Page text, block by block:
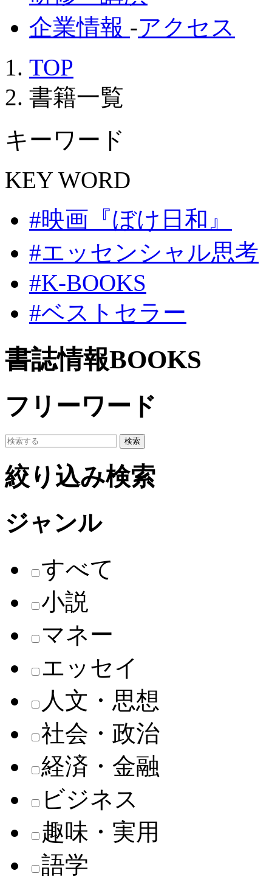
企業情報 -アクセス
TOP
書籍一覧
キーワード
KEY WORD
#映画『ぼけ日和』
#エッセンシャル思考
#K-BOOKS
#ベストセラー
書誌情報BOOKS
フリーワード
検索
絞り込み検索
ジャンル
すべて
小説
マネー
エッセイ
人文・思想
社会・政治
経済・金融
ビジネス
趣味・実用
語学